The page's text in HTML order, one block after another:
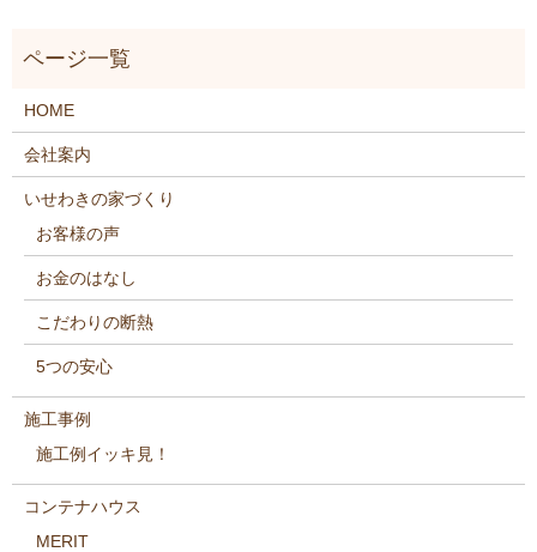
HOME
会社案内
いせわきの家づくり
お客様の声
お金のはなし
こだわりの断熱
5つの安心
施工事例
施工例イッキ見！
コンテナハウス
MERIT